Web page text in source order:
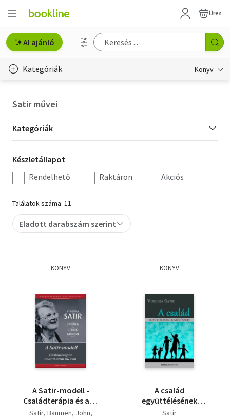
Üres
AI ajánló
Kategóriák Könyv
Hobbi, szabadidő
Irodalom
Művészet
Szakkönyv
Tankönyv, segédkönyv
Társadalomtudomány
Természettudomány
Történelem
Satir művei
Kategória
szűrés
Kategóriák
Készletállapot
szűrés
Készletállapot
Rendelhető
Raktáron Akciós
Találatok száma: 11
Eladott darabszám szerint
KÖNYV
A Satir-modell -
Családterápia és ami
azon túl van
Satir Banmen, John
KÖNYV
A család
együttélésének
művészete
Satir